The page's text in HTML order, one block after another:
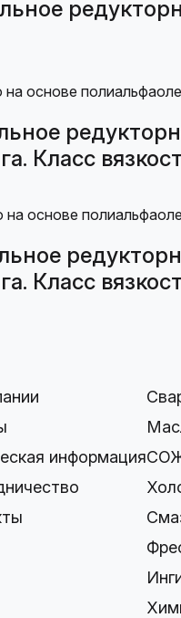
Класс
Класс
информация